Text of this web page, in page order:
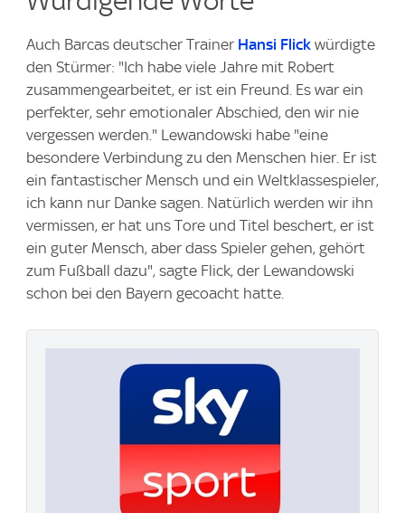
Auch Barcas deutscher Trainer Hansi Flick würdigte
den Stürmer: "Ich habe viele Jahre mit Robert
zusammengearbeitet, er ist ein Freund. Es war ein
perfekter, sehr emotionaler Abschied, den wir nie
vergessen werden." Lewandowski habe "eine
besondere Verbindung zu den Menschen hier. Er ist
ein fantastischer Mensch und ein Weltklassespieler,
ich kann nur Danke sagen. Natürlich werden wir ihn
vermissen, er hat uns Tore und Titel beschert, er ist
ein guter Mensch, aber dass Spieler gehen, gehört
zum Fußball dazu", sagte Flick, der Lewandowski
schon bei den Bayern gecoacht hatte.